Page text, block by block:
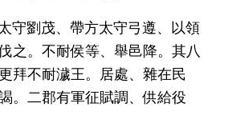
守劉茂、帶方太守弓遵、以領
之。不耐侯等、舉邑降。其八
拜不耐濊王。居處、雜在民
。二郡有軍征賦調、供給役